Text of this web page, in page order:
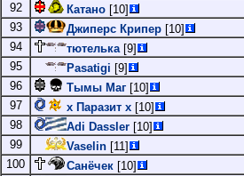
92
Катано [10]
93
Джиперс Крипер [10]
94
тютелька[9]
95
Pasatigi [9]
96
Тымы Маг [10]
97
х Паразит х [10]
98
Adi Dassler [10]
99
Vaselin [11]
100
Санёчек [10]